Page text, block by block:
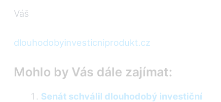
Váš
dlouhodobyinvesticniprodukt.cz
Mohlo by Vás dále zajímat:
Senát schválil dlouhodobý investiční